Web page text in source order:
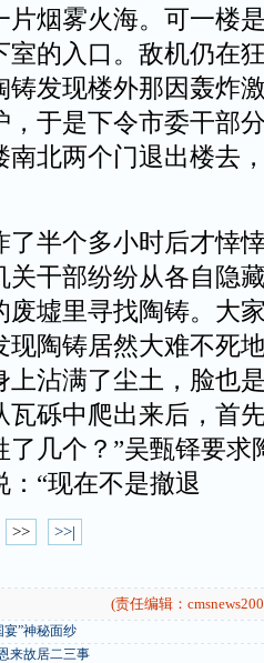
片烟雾火海。可一楼
室的入口。敌机仍在
铸发现楼外那因轰炸
，于是下令市委干部
南北两个门退出楼去
半个多小时后才悻
关干部纷纷从各自隐
废墟里寻找陶铸。大
现陶铸居然大难不死
上沾满了尘土，脸也
瓦砾中爬出来后，首
几个？”吴甄铎要求
“现在不是撤退
>> >>|
(责任编辑：
”神秘面纱
来故居二三事